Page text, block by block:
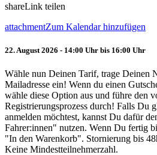
shareLink teilen
attachmentZum Kalendar hinzufügen
22. August 2026 - 14:00 Uhr bis 16:00 Uhr
Wähle nun Deinen Tarif, trage Deinen
Mailadresse ein! Wenn du einen
wähle diese Option aus und führe den
Registrierungsprozess durch! Falls Du
anmelden möchtest, kannst Du dafür
Fahrer:innen" nutzen. Wenn Du fertig
"In den Warenkorb". Stornierung bis
Keine Mindestteilnehmerzahl.